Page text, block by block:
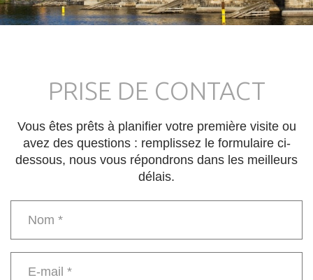
PRISE DE CONTACT
Vous êtes prêts à planifier votre première visite ou
avez des questions : remplissez le formulaire ci-
dessous, nous vous répondrons dans les meilleurs
délais.